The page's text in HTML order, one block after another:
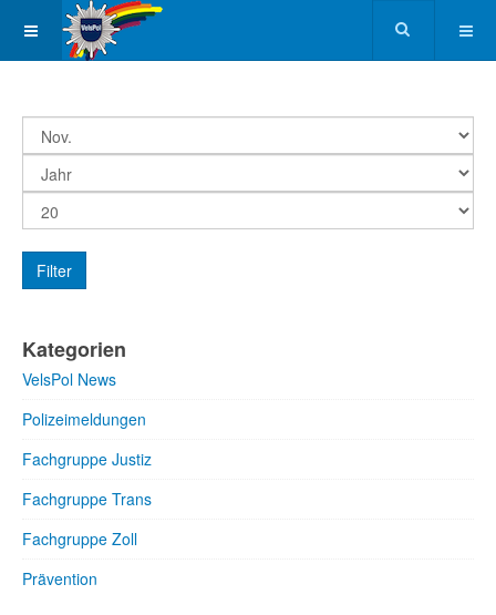
Filter
Kategorien
VelsPol News
Polizeimeldungen
Fachgruppe Justiz
Fachgruppe Trans
Fachgruppe Zoll
Prävention